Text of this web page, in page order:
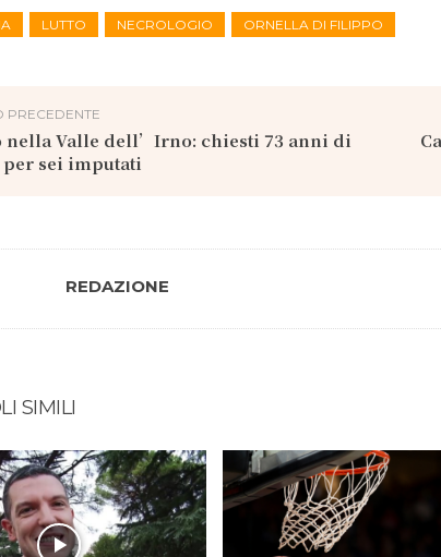
LUTTO NECROLOGIO ORNELLA DI FILIPPO
PRECEDENTE
nella Valle dell’Irno: chiesti 73 anni di
per sei imputati
REDAZIONE
SIMILI